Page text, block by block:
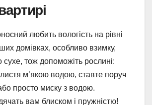
любить вологість на рівні
домівках, особливо взимку,
сухе, тож допоможіть рослині:
м’якою водою, ставте поруч
просто миску з водою.
вам блиском і пружністю!